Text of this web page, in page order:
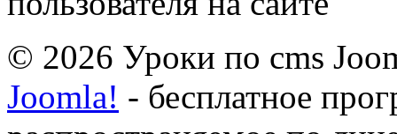
© 2026 Уроки по cms
Joomla! - бесплатное